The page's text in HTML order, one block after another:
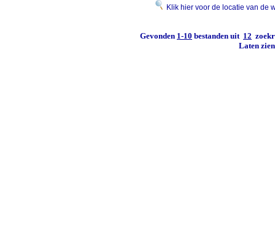
Klik hier voor de locatie van de
Gevonden 1-10 bestanden uit 12
Laten